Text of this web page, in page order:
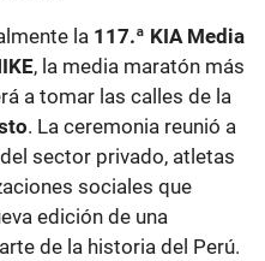
la 117.ª KIA Media
, la media maratón más
a tomar las calles de la
. La ceremonia reunió a
sector privado, atletas
sociales que
edición de una
de la historia del Perú.